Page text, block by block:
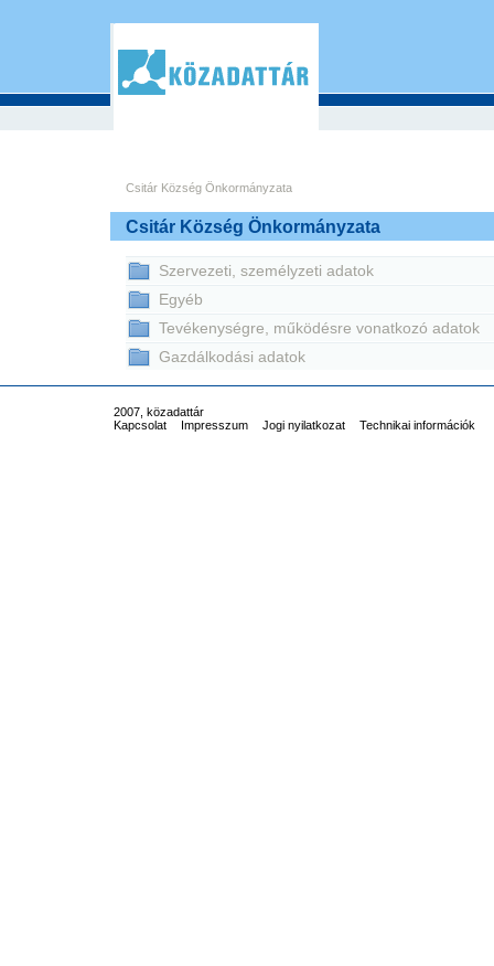
Csitár Község Önkormányzata
Csitár Község Önkormányzata
Szervezeti, személyzeti adatok
Egyéb
Tevékenységre, működésre vonatkozó adatok
Gazdálkodási adatok
2007, közadattár
Kapcsolat
Impresszum Jogi nyilatkozat Technikai információk